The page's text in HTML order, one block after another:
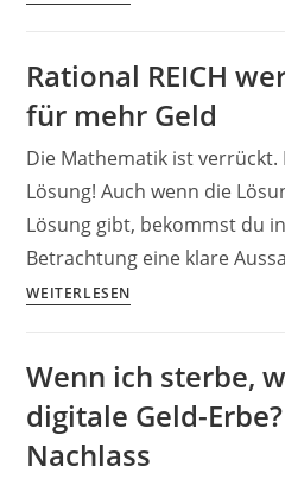
Haus
auf
Insel
und
Lebensplan
Rational REICH
für mehr Geld
Die Mathematik ist verrückt.
Lösung! Auch wenn die
Lösung gibt, bekommst du
Betrachtung eine klare
WEITERLESEN
–
Die
für
Wenn ich sterbe,
digitale Geld-
Nachlass